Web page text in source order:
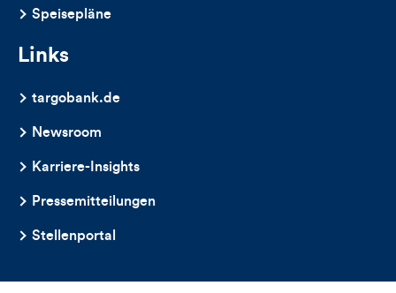
Speisepläne
Links
targobank.de
Newsroom
Karriere-Insights
Pressemitteilungen
Stellenportal